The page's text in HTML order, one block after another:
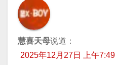
慧喜天母说道：
2025年12月27日 上午7:49